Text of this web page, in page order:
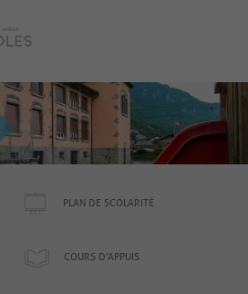
PLAN DE SCOLARITÉ
COURS D'APPUIS